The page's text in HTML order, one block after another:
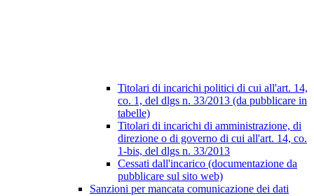
Titolari di incarichi politici di cui all'art. 14,
co. 1, del dlgs n. 33/2013 (da pubblicare in
tabelle)
Titolari di incarichi di amministrazione, di
direzione o di governo di cui all'art. 14, co.
1-bis, del dlgs n. 33/2013
Cessati dall'incarico (documentazione da
pubblicare sul sito web)
Sanzioni per mancata comunicazione dei dati